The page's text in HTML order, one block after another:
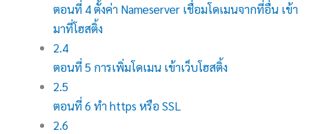
ตอนที่ 4 ตั้งค่า Nameserver เชื่อมโดเมนจากที่อื่น เข้า
มาที่โฮสติ้ง
2.4
ตอนที่ 5 การเพิ่มโดเมน เข้าเว็บโฮสติ้ง
2.5
ตอนที่ 6 ทำ https หรือ SSL
2.6